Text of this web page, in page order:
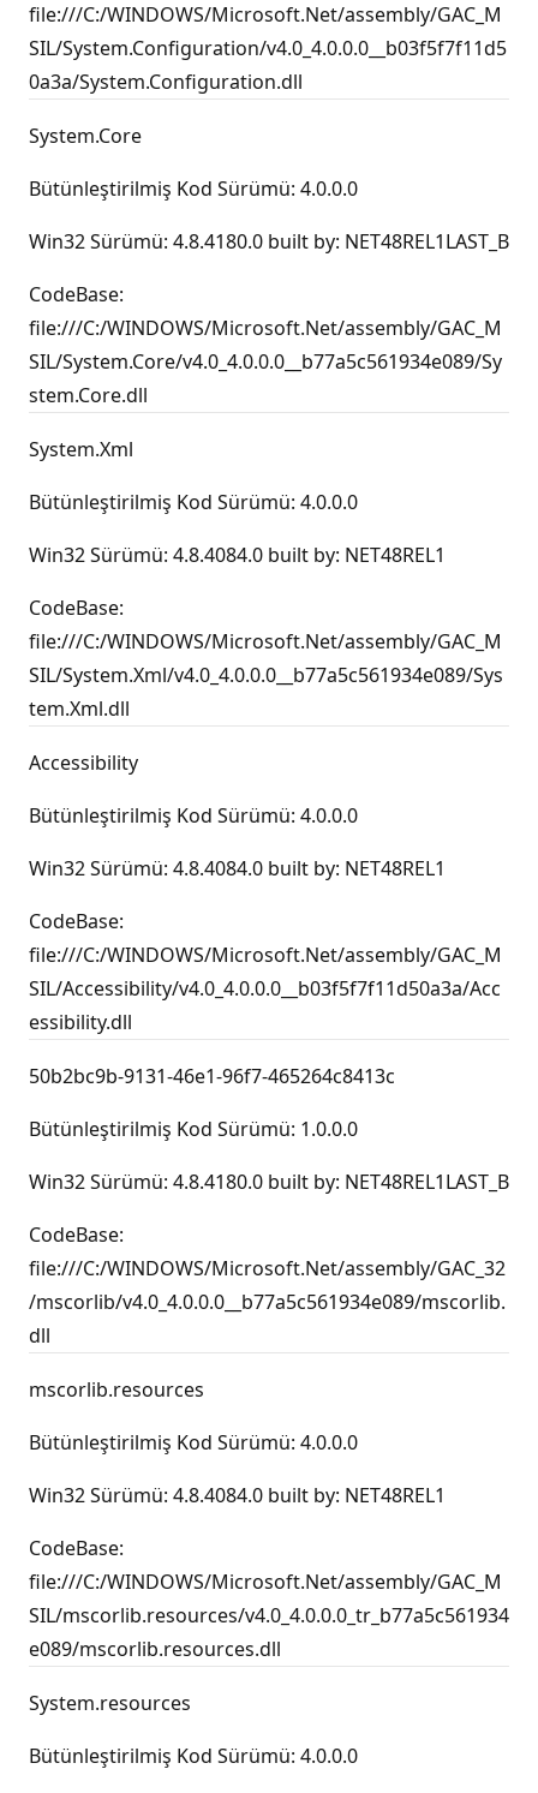
file:///C:/WINDOWS/Microsoft.Net/assembly/GAC_M
SIL/System.Configuration/v4.0_4.0.0.0__b03f5f7f11d5
0a3a/System.Configuration.dll
System.Core
Bütünleştirilmiş Kod Sürümü: 4.0.0.0
Win32 Sürümü: 4.8.4180.0 built by: NET48REL1LAST_B
CodeBase:
file:///C:/WINDOWS/Microsoft.Net/assembly/GAC_M
SIL/System.Core/v4.0_4.0.0.0__b77a5c561934e089/Sy
stem.Core.dll
System.Xml
Bütünleştirilmiş Kod Sürümü: 4.0.0.0
Win32 Sürümü: 4.8.4084.0 built by: NET48REL1
CodeBase:
file:///C:/WINDOWS/Microsoft.Net/assembly/GAC_M
SIL/System.Xml/v4.0_4.0.0.0__b77a5c561934e089/Sys
tem.Xml.dll
Accessibility
Bütünleştirilmiş Kod Sürümü: 4.0.0.0
Win32 Sürümü: 4.8.4084.0 built by: NET48REL1
CodeBase:
file:///C:/WINDOWS/Microsoft.Net/assembly/GAC_M
SIL/Accessibility/v4.0_4.0.0.0__b03f5f7f11d50a3a/Acc
essibility.dll
50b2bc9b-9131-46e1-96f7-465264c8413c
Bütünleştirilmiş Kod Sürümü: 1.0.0.0
Win32 Sürümü: 4.8.4180.0 built by: NET48REL1LAST_B
CodeBase:
file:///C:/WINDOWS/Microsoft.Net/assembly/GAC_32
/mscorlib/v4.0_4.0.0.0__b77a5c561934e089/mscorlib.
dll
mscorlib.resources
Bütünleştirilmiş Kod Sürümü: 4.0.0.0
Win32 Sürümü: 4.8.4084.0 built by: NET48REL1
CodeBase:
file:///C:/WINDOWS/Microsoft.Net/assembly/GAC_M
SIL/mscorlib.resources/v4.0_4.0.0.0_tr_b77a5c561934
e089/mscorlib.resources.dll
System.resources
Bütünleştirilmiş Kod Sürümü: 4.0.0.0